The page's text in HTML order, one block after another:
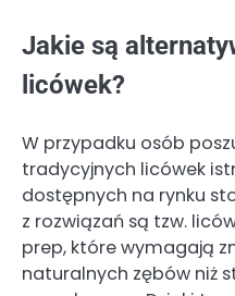
Jakie są
licówek?
W przypadku osób
tradycyjnych licówek
dostępnych na rynku
z rozwiązań są tzw.
prep, które wymagają
naturalnych zębów niż